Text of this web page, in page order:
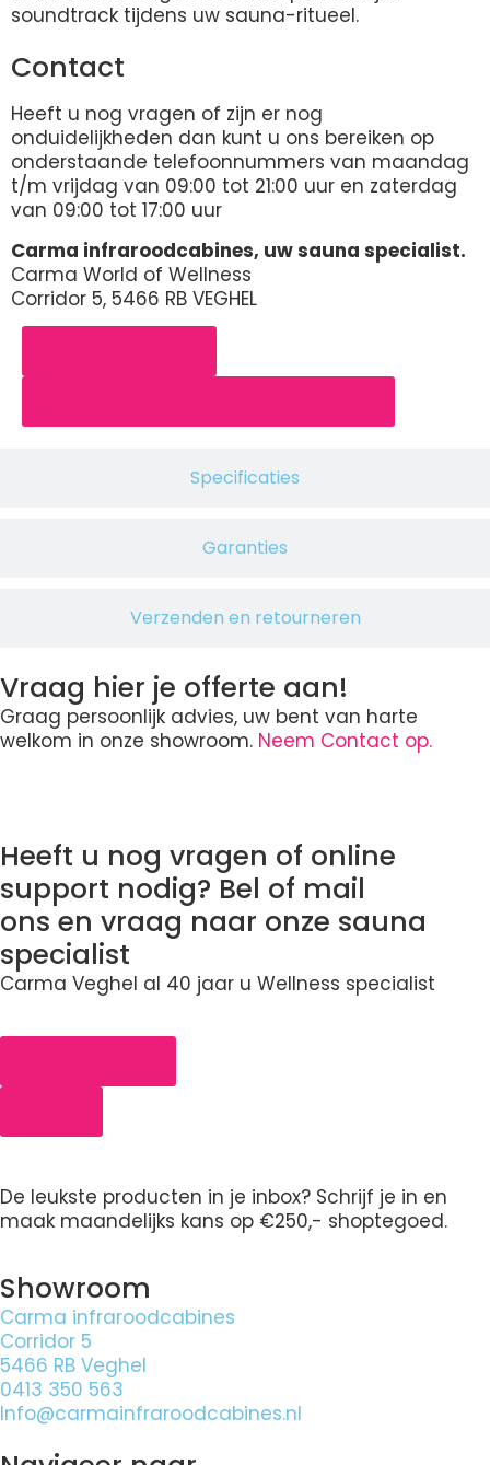
Specificaties
Garanties
Verzenden en retourneren
soundtrack tijdens uw sauna-ritueel.
Contact
Heeft u nog vragen of zijn er nog
onduidelijkheden dan kunt u ons bereiken op
onderstaande telefoonnummers van maandag
t/m vrijdag van 09:00 tot 21:00 uur en zaterdag
van 09:00 tot 17:00 uur
Carma infraroodcabines, uw sauna specialist.
Carma World of Wellness
Corridor 5, 5466 RB VEGHEL
Vraag hier je offerte aan!
Graag persoonlijk advies, uw bent van harte
welkom in onze showroom. Neem Contact op.
Heeft u nog vragen of online
support nodig? Bel of mail
ons en vraag naar onze sauna
specialist
Carma Veghel al 40 jaar u Wellness specialist
De leukste producten in je inbox? Schrijf je in en
maak maandelijks kans op €250,- shoptegoed.
Showroom
Carma infraroodcabines
Corridor 5
5466 RB Veghel
0413 350 563
Info@carmainfraroodcabines.nl